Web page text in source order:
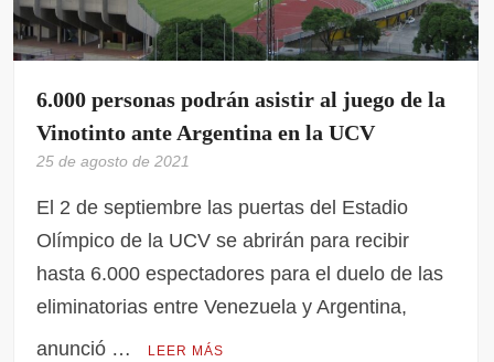
6.000 personas podrán asistir al juego de la
Vinotinto ante Argentina en la UCV
25 de agosto de 2021
El 2 de septiembre las puertas del Estadio
Olímpico de la UCV se abrirán para recibir
hasta 6.000 espectadores para el duelo de las
eliminatorias entre Venezuela y Argentina,
anunció …
LEER MÁS